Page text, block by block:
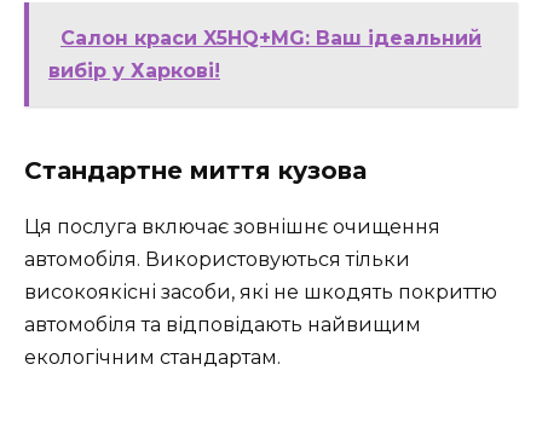
Салон краси X5HQ+MG: Ваш ідеальний
вибір у Харкові!
Стандартне миття кузова
Ця послуга включає зовнішнє очищення
автомобіля. Використовуються тільки
високоякісні засоби, які не шкодять покриттю
автомобіля та відповідають найвищим
екологічним стандартам.